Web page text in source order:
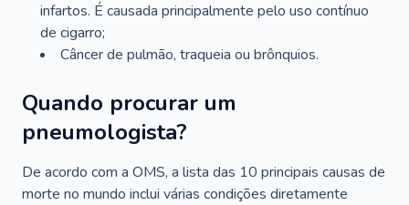
infartos. É causada principalmente pelo uso contínuo
de cigarro;
Câncer de pulmão, traqueia ou brônquios.
Quando procurar um
pneumologista?
De acordo com a OMS, a lista das 10 principais causas de
morte no mundo inclui várias condições diretamente